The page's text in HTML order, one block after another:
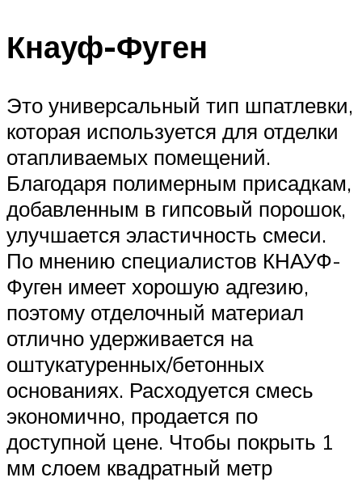
Кнауф-Фуген
Это универсальный тип шпатлевки,
которая используется для отделки
отапливаемых помещений.
Благодаря полимерным присадкам,
добавленным в гипсовый порошок,
улучшается эластичность смеси.
По мнению специалистов КНАУФ-
Фуген имеет хорошую адгезию,
поэтому отделочный материал
отлично удерживается на
оштукатуренных/бетонных
основаниях. Расходуется смесь
экономично, продается по
доступной цене. Чтобы покрыть 1
мм слоем квадратный метр